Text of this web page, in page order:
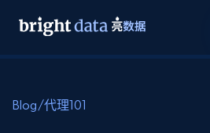
Blog/代理101